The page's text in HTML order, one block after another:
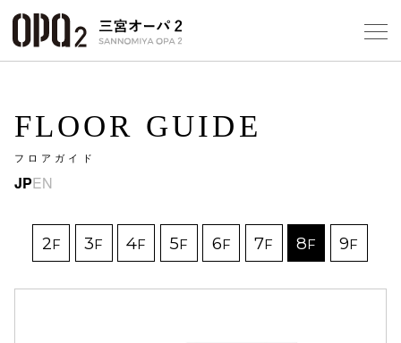
FLOOR GUIDE
フロアガイド
JPEN
2F 3F 4F 5F 6F 7F 8F 9F